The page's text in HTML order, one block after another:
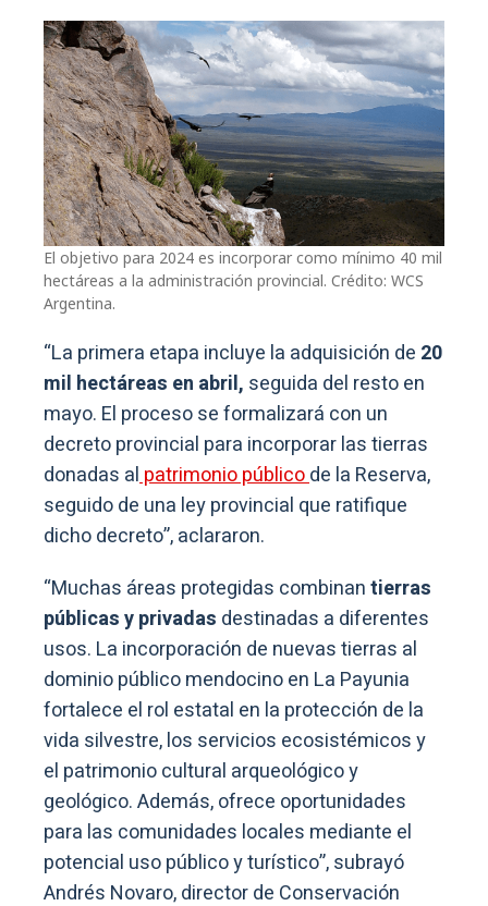
El objetivo para 2024 es incorporar como mínimo 40 mil
hectáreas a la administración provincial. Crédito: WCS
Argentina.
“La primera etapa incluye la adquisición de 20
mil hectáreas en abril, seguida del resto en
mayo. El proceso se formalizará con un
decreto provincial para incorporar las tierras
donadas alpatrimonio públicode la Reserva,
seguido de una ley provincial que ratifique
dicho decreto”, aclararon.
“Muchas áreas protegidas combinantierras
públicas y privadas destinadas a diferentes
usos. La incorporación de nuevas tierras al
dominio público mendocino en La Payunia
fortalece el rol estatal en la protección de la
vida silvestre, los servicios ecosistémicos y
el patrimonio cultural arqueológico y
geológico. Además, ofrece oportunidades
para las comunidades locales mediante el
potencial uso público y turístico”, subrayó
Andrés Novaro, director de Conservación